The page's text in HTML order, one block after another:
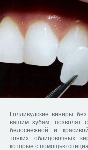
Голливудские виниры
вашим зубам, позволят
белоснежной и
тонких облицовочных
которые с помощью